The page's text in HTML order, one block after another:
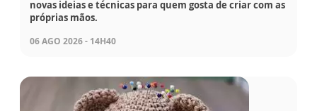
novas ideias e técnicas para quem gosta de criar com as
próprias mãos.
06 AGO 2026 - 14H40